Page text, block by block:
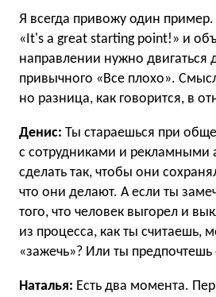
Я всегда привожу один
«It's a great starting point!» и
направлении нужно двигаться
привычного «Все плохо».
но разница, как говорится, в
Денис: Ты стараешься при
с сотрудниками и рекламными
сделать так, чтобы они
что они делают. А если ты
того, что человек выгорел и
из процесса, как ты считаешь,
«зажечь»? Или ты предпочтешь
Наталья: Есть два момента.